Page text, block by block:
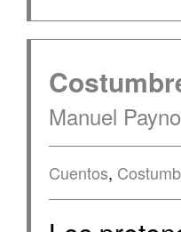
Manuel Payno
Cuentos,